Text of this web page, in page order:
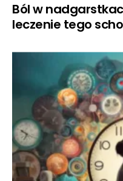
Ból w
leczenie tego